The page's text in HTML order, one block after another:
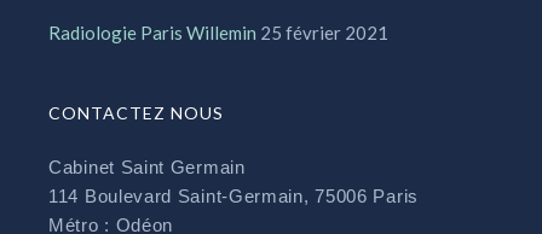
Radiologie Paris Willemin 25 février 2021
CONTACTEZ NOUS
Cabinet Saint Germain
114 Boulevard Saint-Germain, 75006 Paris
Métro : Odéon